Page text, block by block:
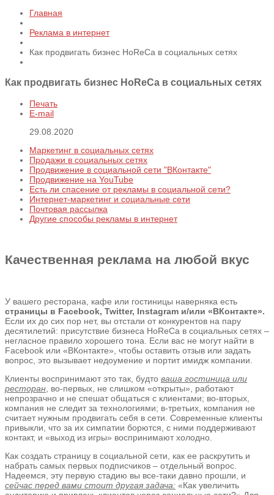
Главная
Реклама в интернет
Как продвигать бизнес HoReCa в социальных сетях
Как продвигать бизнес HoReCa в социальных сетях
Печать
E-mail
29.08.2020
Маркетинг в социальных сетях
Продажи в социальных сетях
Продвижение в социальной сети "ВКонтакте"
Продвижение на YouTube
Есть ли спасение от рекламы в социальной сети?
Интернет-маркетинг и социальные сети
Почтовая рассылка
Другие способы рекламы в интернет
Качественная реклама на любой вкус
У вашего ресторана, кафе или гостиницы наверняка есть
страницы в Facebook, Twitter, Instagram и/или «ВКонтакте».
Если их до сих пор нет, вы отстали от конкурентов на пару
десятилетий: присутствие бизнеса HoReCa в социальных сетях –
негласное правило хорошего тона. Если вас не могут найти в
Facebook или «ВКонтакте», чтобы оставить отзыв или задать
вопрос, это вызывает недоумение и портит имидж компании.
Клиенты воспринимают это так, будто ваша гостиница или
ресторан , во-первых, не слишком «открыты», работают
непрозрачно и не спешат общаться с клиентами; во-вторых,
компания не следит за технологиями; в-третьих, компания не
считает нужным продвигать себя в сети. Современные клиенты
привыкли, что за их симпатии борются, с ними поддерживают
контакт, и «выход из игры» воспринимают холодно.
Как создать страницу в социальной сети, как ее раскрутить и
набрать самых первых подписчиков – отдельный вопрос.
Надеемся, эту первую стадию вы все-таки давно прошли, и
сейчас перед вами стоит другая задача: «Как увеличить